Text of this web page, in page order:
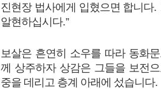
진현장 법사에게 입혔으면 합니다.
알현하십시다.”
보살은 흔연히 소우를 따라 동화
께 상주하자 상감은 그들을 보전
중을 데리고 층계 아래에 섰습니다.